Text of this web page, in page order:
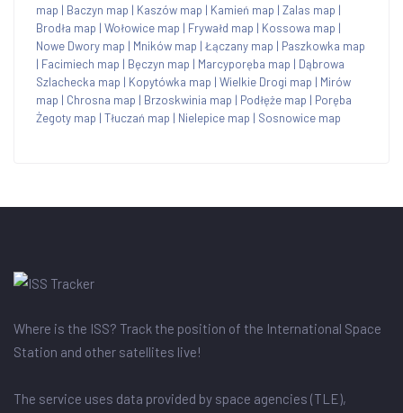
map | Baczyn map | Kaszów map | Kamień map | Zalas map |
Brodła map | Wołowice map | Frywałd map | Kossowa map |
Nowe Dwory map | Mników map | Łączany map | Paszkowka map
| Facimiech map | Bęczyn map | Marcyporęba map | Dąbrowa
Szlachecka map | Kopytówka map | Wielkie Drogi map | Mirów
map | Chrosna map | Brzoskwinia map | Podłęże map | Poręba
Żegoty map | Tłuczań map | Nielepice map | Sosnowice map
Where is the ISS? Track the position of the International Space
Station and other satellites live!
The service uses data provided by space agencies (TLE),